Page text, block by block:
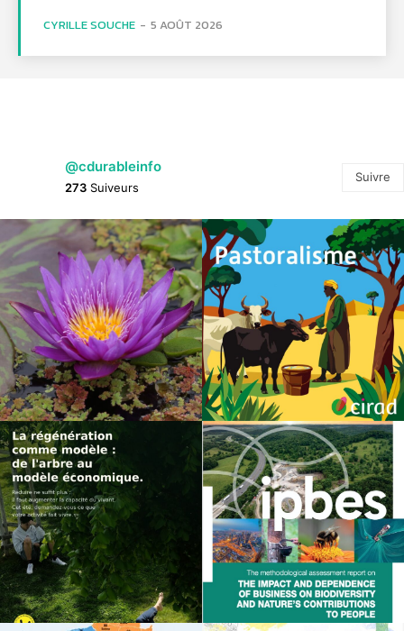
CYRILLE SOUCHE - 5 AOÛT 2026
@cdurableinfo
273 Suiveurs
Suivre